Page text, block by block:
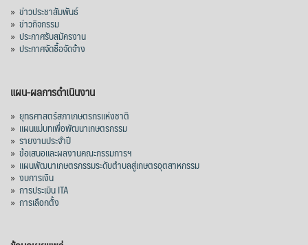
» ข่าวประชาสัมพันธ์
» ข่าวกิจกรรม
» ประกาศรับสมัครงาน
» ประกาศจัดซื้อจัดจ้าง
แผน-ผลการดำเนินงาน
» ยุทธศาสตร์สภาเกษตรกรแห่งชาติ
» แผนแม่บทเพื่อพัฒนาเกษตรกรรม
» รายงานประจำปี
» ข้อเสนอและผลงานคณะกรรมการฯ
» แผนพัฒนาเกษตรกรรมระดับตำบลสู่เกษตรอุตสาหกรรม
» งบการเงิน
» การประเมิน ITA
» การเลือกตั้ง